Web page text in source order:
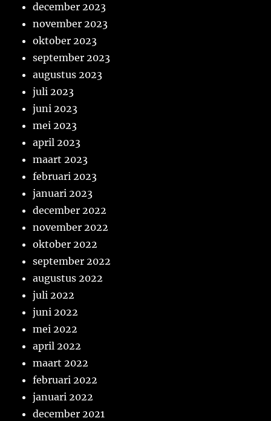
december 2023
november 2023
oktober 2023
september 2023
augustus 2023
juli 2023
juni 2023
mei 2023
april 2023
maart 2023
februari 2023
januari 2023
december 2022
november 2022
oktober 2022
september 2022
augustus 2022
juli 2022
juni 2022
mei 2022
april 2022
maart 2022
februari 2022
januari 2022
december 2021